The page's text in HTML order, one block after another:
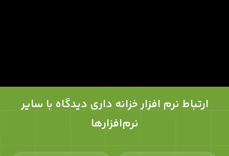
ارتباط نرم‌ افزار خزانه‌ داری دیدگاه با سایر
نرم‌افزارها